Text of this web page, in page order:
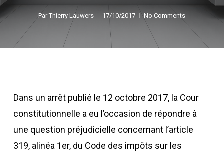
Par Thierry Lauwers 17/10/2017 No Comments
Dans un arrêt publié le 12 octobre 2017, la Cour
constitutionnelle a eu l’occasion de répondre à
une question préjudicielle concernant l’article
319, alinéa 1er, du Code des impôts sur les